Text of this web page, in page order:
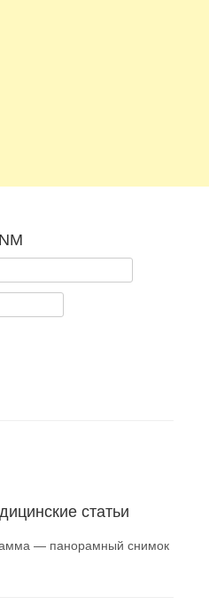
NM
статьи
— панорамный снимок